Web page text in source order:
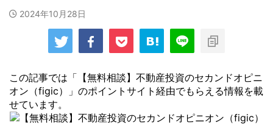
2024年10月28日
この記事では「【無料相談】不動産投資のセカンドオピニ
オン（figic）」のポイントサイト経由でもらえる情報を載
せています。